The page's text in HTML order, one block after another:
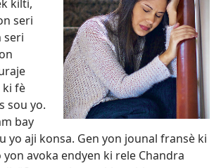
kilti,
seri
seri
ki fè
sou yo.
bay
yo aji konsa. Gen yon jounal fransè ki
avoka endyen ki rele Chandra